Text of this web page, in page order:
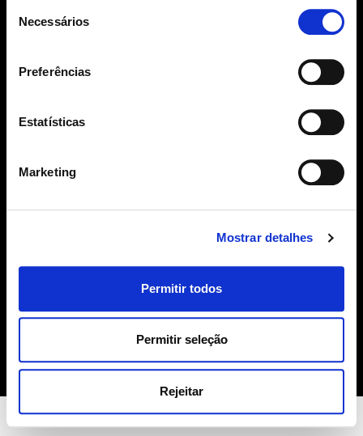
Necessários
Preferências
Estatísticas
Marketing
Mostrar detalhes
Permitir todos
Permitir seleção
Rejeitar
SIME
Sobre Nós
Política de Cookies